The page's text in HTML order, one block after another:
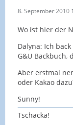
8. September 2010
Wo ist hier der
Dalyna: Ich
G&U Backbuch,
Aber erstmal
oder Kakao
Sunny!
Tschacka!